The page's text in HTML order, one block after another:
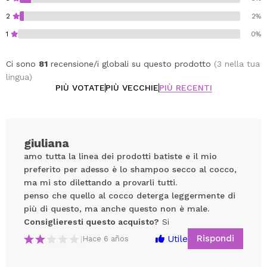
sulle radici, mantenendo la bocchetta a 30 cm dai
capelli.
2º Massaggiare con le dita.
2 2%
1 0%
Ci sono 81 recensione/i globali su questo prodotto (3 nella tua
lingua)
PIÙ VOTATEPIÙ VECCHIEPIÙ RECENTI
giuliana
amo tutta la linea dei prodotti batiste e il mio
preferito per adesso è lo shampoo secco al cocco,
ma mi sto dilettando a provarli tutti.
penso che quello al cocco deterga leggermente di
più di questo, ma anche questo non è male.
Consiglieresti questo acquisto? Si
| Hace 6 años Utile Rispondi